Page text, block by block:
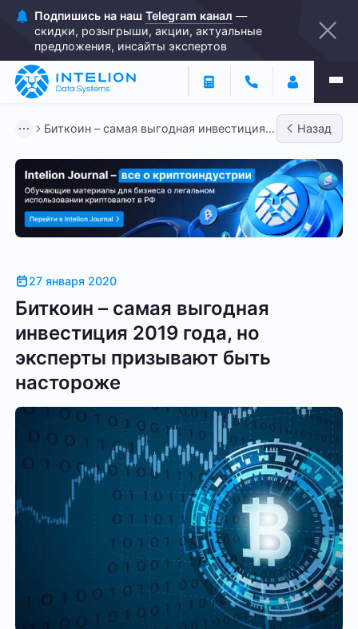
Подпишись на наш Telegram канал —
скидки, розыгрыши, акции, актуальные
предложения, инсайты экспертов
Биткоин – самая выгодная инвестиция
Назад
27 января 2020
Биткоин – самая выгодная
инвестиция 2019 года, но
эксперты призывают быть
настороже